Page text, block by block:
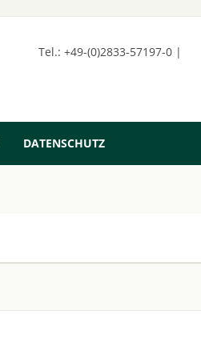
Tel.: +49-(0)2833-57197-0 |
DATENSCHUTZ